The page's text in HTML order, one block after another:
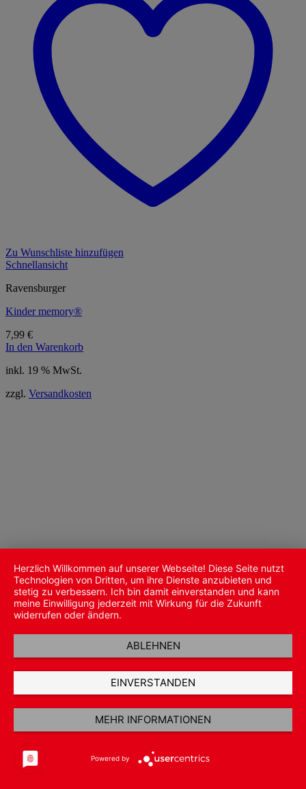
Zu Wunschliste hinzufügen
Schnellansicht
Ravensburger
Kinder memory®
7,99 €
In den Warenkorb
inkl. 19 % MwSt.
zzgl. Versandkosten
Herzlich Willkommen auf unserer Webseite! Diese Seite nutzt
Technologien von Dritten, um ihre Dienste anzubieten und
stetig zu verbessern. Ich bin damit einverstanden und kann
meine Einwilligung jederzeit mit Wirkung für die Zukunft
widerrufen oder ändern.
ABLEHNEN
EINVERSTANDEN
MEHR INFORMATIONEN
Powered by